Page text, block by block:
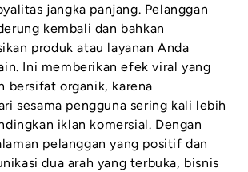
jangka panjang. Pelanggan
kembali dan bahkan
produk atau layanan Anda
Ini memberikan efek viral yang
bersifat organik, karena
sesama pengguna sering kali lebih
iklan komersial. Dengan
pelanggan yang positif dan
dua arah yang terbuka, bisnis